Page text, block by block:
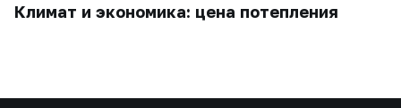
Климат и экономика: цена потепления